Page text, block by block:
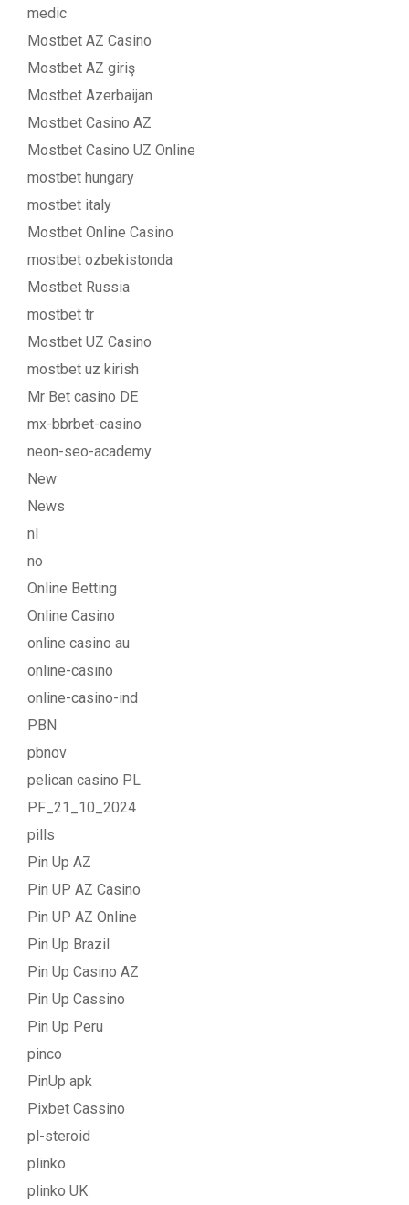
medic
Mostbet AZ Casino
Mostbet AZ giriş
Mostbet Azerbaijan
Mostbet Casino AZ
Mostbet Casino UZ Online
mostbet hungary
mostbet italy
Mostbet Online Casino
mostbet ozbekistonda
Mostbet Russia
mostbet tr
Mostbet UZ Casino
mostbet uz kirish
Mr Bet casino DE
mx-bbrbet-casino
neon-seo-academy
New
News
nl
no
Online Betting
Online Casino
online casino au
online-casino
online-casino-ind
PBN
pbnov
pelican casino PL
PF_21_10_2024
pills
Pin Up AZ
Pin UP AZ Casino
Pin UP AZ Online
Pin Up Brazil
Pin Up Casino AZ
Pin Up Cassino
Pin Up Peru
pinco
PinUp apk
Pixbet Cassino
pl-steroid
plinko
plinko UK